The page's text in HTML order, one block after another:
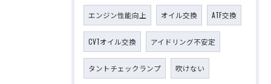
エンジン性能向上 オイル交換 ATF交換
CVTオイル交換 アイドリング不安定
タントチェックランプ 吹けない